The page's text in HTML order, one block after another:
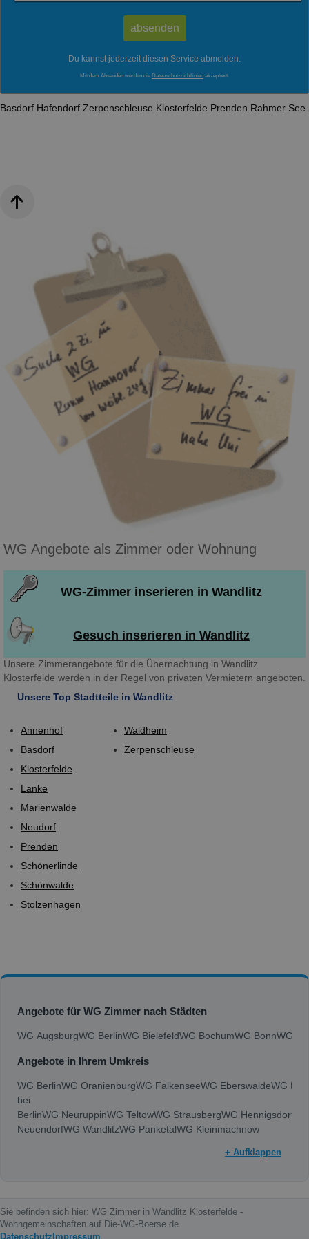
Du kannst jederzeit diesen Service abmelden.
Mit dem Absenden werden die Datenschutzrichtlinien akzeptiert.
Basdorf Hafendorf Zerpenschleuse Klosterfelde Prenden Rahmer See
WG Angebote als Zimmer oder Wohnung
WG-Zimmer inserieren in Wandlitz
Gesuch inserieren in Wandlitz
Unsere Zimmerangebote für die Übernachtung in Wandlitz
Klosterfelde werden in der Regel von privaten Vermietern angeboten.
Unsere Top Stadtteile in Wandlitz
Annenhof
Basdorf
Klosterfelde
Lanke
Marienwalde
Neudorf
Prenden
Schönerlinde
Schönwalde
Stolzenhagen
Waldheim
Zerpenschleuse
Angebote für WG Zimmer nach Städten
WG AugsburgWG BerlinWG BielefeldWG BochumWG BonnWG
Angebote in Ihrem Umkreis
WG BerlinWG OranienburgWG FalkenseeWG EberswaldeWG
bei
BerlinWG NeuruppinWG TeltowWG StrausbergWG Hennigsdorf
NeuendorfWG WandlitzWG PanketalWG Kleinmachnow
+ Aufklappen
Sie befinden sich hier: WG Zimmer in Wandlitz Klosterfelde -
Wohngemeinschaften auf Die-WG-Boerse.de